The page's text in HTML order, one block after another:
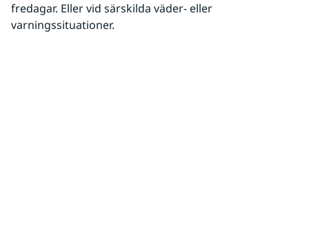
fredagar. Eller vid särskilda väder- eller
varningssituationer.